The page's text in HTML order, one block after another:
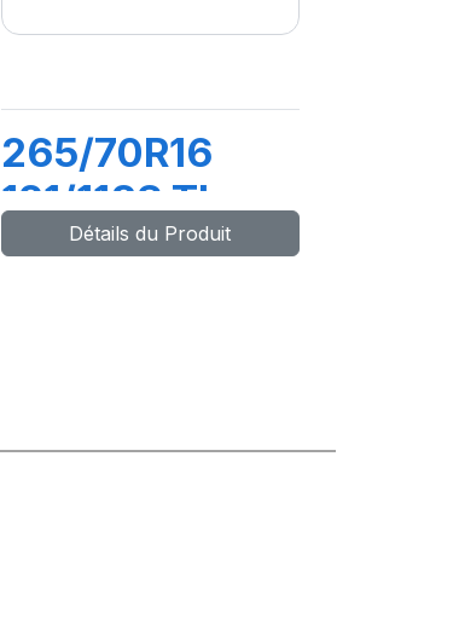
265/70R16
121/118S TL
ALL TERRAIN
Détails du Produit